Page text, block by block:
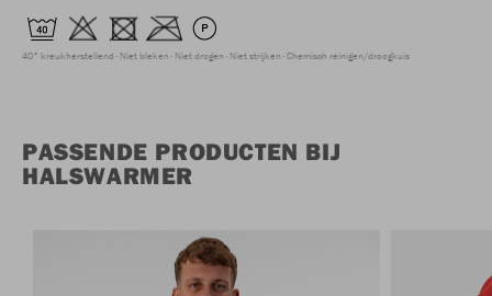
40° kreukherstellend Niet bleken Niet drogen Niet strijken Chemisch reinigen/droogkuis
PASSENDE PRODUCTEN BIJ
HALSWARMER